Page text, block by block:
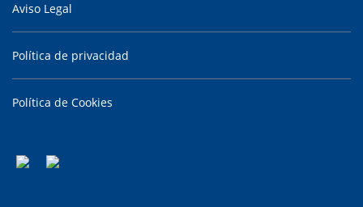
Aviso Legal
Política de privacidad
Política de Cookies